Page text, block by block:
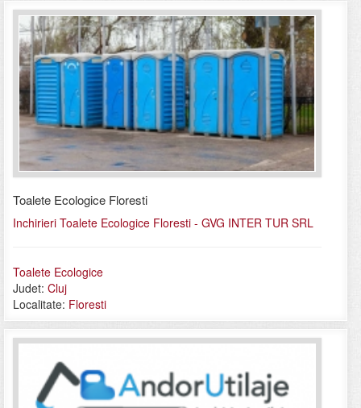
Toalete Ecologice Floresti
Inchirieri Toalete Ecologice Floresti - GVG INTER TUR SRL
Toalete Ecologice
Judet: Cluj
Localitate: Floresti